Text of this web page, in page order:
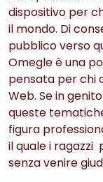
dispositivo per
il mondo. Di
pubblico verso
Omegle è una
pensata per chi
Web. Se in
queste
figura
il quale i ragazzi
senza venire